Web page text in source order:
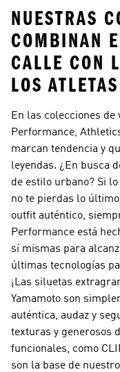
NUESTRAS
COMBINAN
CALLE CON
LOS ATLETAS
En las colecciones de
Performance,
marcan tendencia y
leyendas. ¿En busca
de estilo urbano? Si
no te pierdas lo
outfit auténtico,
Performance está
sí mismas para
últimas tecnologías
¡Las siluetas
Yamamoto son
auténtica, audaz y
texturas y generosos
funcionales, como
son la base de